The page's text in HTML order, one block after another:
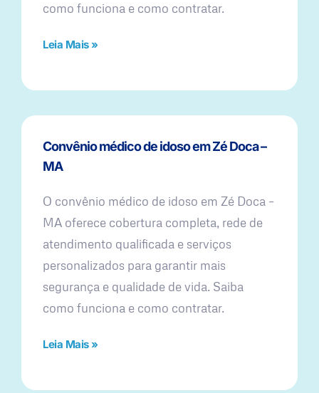
como funciona e como contratar.
Leia Mais »
Convênio médico de idoso em Zé Doca –
MA
O convênio médico de idoso em Zé Doca –
MA oferece cobertura completa, rede de
atendimento qualificada e serviços
personalizados para garantir mais
segurança e qualidade de vida. Saiba
como funciona e como contratar.
Leia Mais »